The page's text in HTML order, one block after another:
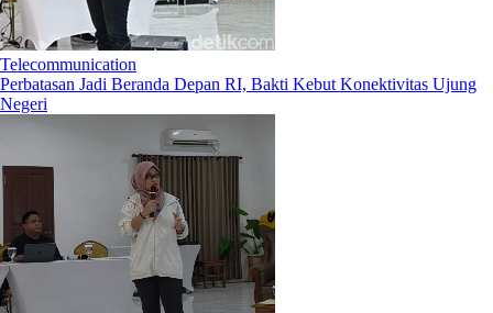
Telecommunication
Perbatasan Jadi Beranda Depan RI, Bakti Kebut Konektivitas Ujung
Negeri